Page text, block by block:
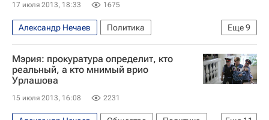
Ярославская городская дума
Администрация г. Ярославля
17 июля 2013, 18:33 1675
Еще9
Александр Нечаев
Политика
Дело мэра Ярославля Урлашова
Ярославль
Европа
Центральный ФО
Ярославская область
Евгений Урлашов
Мэрия: прокуратура определит, кто
реальный, а кто мнимый врио
Урлашова
15 июля 2013, 16:08 2231